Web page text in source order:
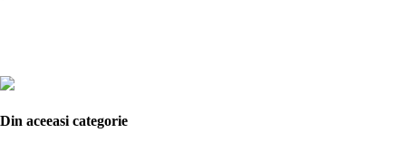
Din aceeasi categorie